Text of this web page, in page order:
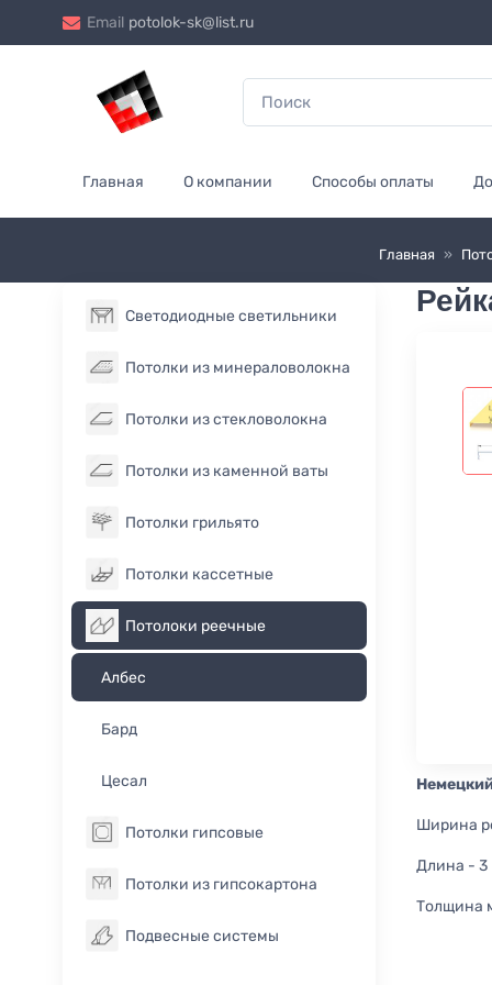
Email potolok-sk@list.ru
Главная О компании Способы оплаты
Главная »
Светодиодные светильники
Потолки из минераловолокна
Потолки из стекловолокна
Потолки из каменной ваты
Потолки грильято
Потолки кассетные
Потолоки реечные
Албес
Бард
Цесал
Потолки гипсовые
Потолки из гипсокартона
Подвесные системы
Ширина
Длина - 3
Толщина